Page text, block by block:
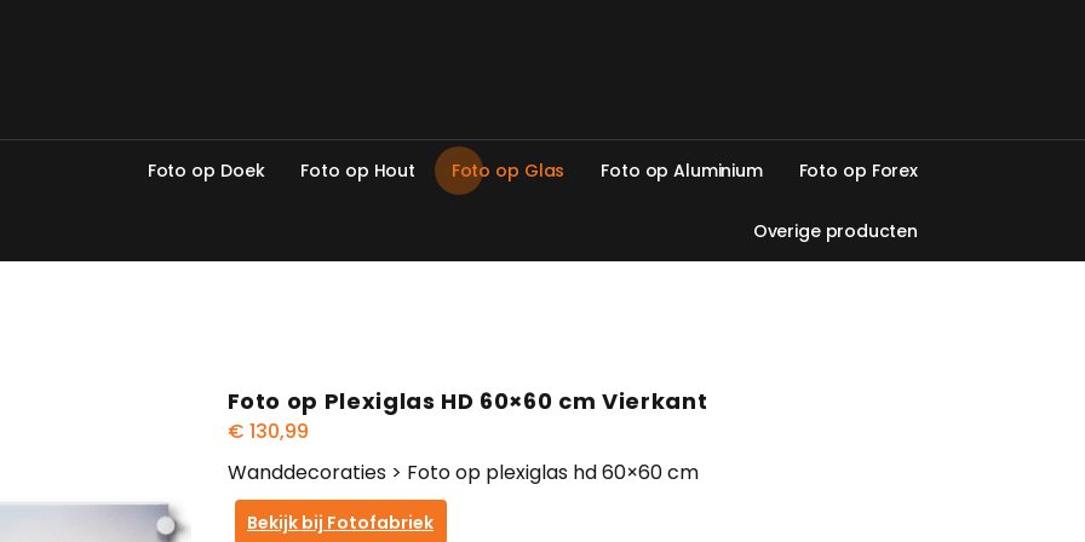
Foto op Doek Foto op Hout Foto op Glas Foto op Aluminium Foto op Forex
Overige producten
Foto op Plexiglas HD 60×60 cm Vierkant
€ 130,99
Wanddecoraties > Foto op plexiglas hd 60×60 cm
Bekijk bij Fotofabriek